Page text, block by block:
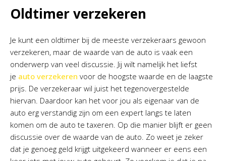
Oldtimer verzekeren
Je kunt een oldtimer bij de meeste verzekeraars gewoon
verzekeren, maar de waarde van de auto is vaak een
onderwerp van veel discussie. Jij wilt namelijk het liefst
je auto verzekeren voor de hoogste waarde en de laagste
prijs. De verzekeraar wil juist het tegenovergestelde
hiervan. Daardoor kan het voor jou als eigenaar van de
auto erg verstandig zijn om een expert langs te laten
komen om de auto te taxeren. Op die manier blijft er geen
discussie over de waarde van de auto. Zo weet je zeker
dat je genoeg geld krijgt uitgekeerd wanneer er eens een